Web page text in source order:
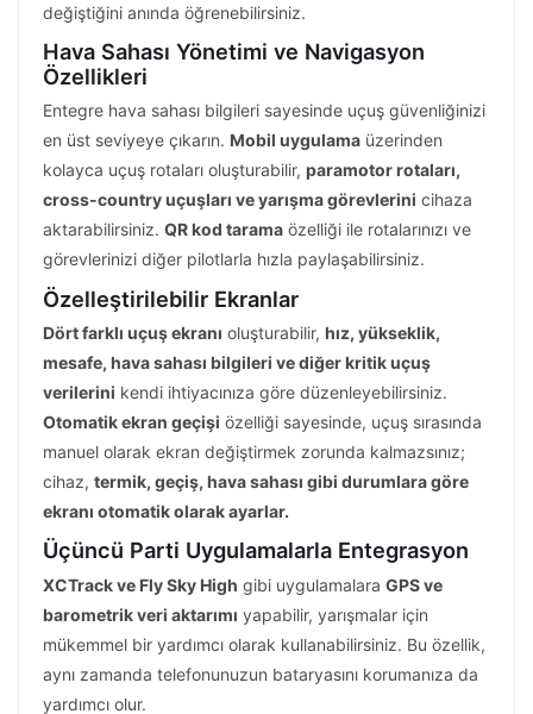
değiştiğini anında öğrenebilirsiniz.
Hava Sahası Yönetimi ve Navigasyon
Özellikleri
Entegre hava sahası bilgileri sayesinde uçuş güvenliğinizi
en üst seviyeye çıkarın. Mobil uygulama üzerinden
kolayca uçuş rotaları oluşturabilir, paramotor rotaları,
cross-country uçuşları ve yarışma görevlerini cihaza
aktarabilirsiniz. QR kod tarama özelliği ile rotalarınızı ve
görevlerinizi diğer pilotlarla hızla paylaşabilirsiniz.
Özelleştirilebilir Ekranlar
Dört farklı uçuş ekranı oluşturabilir, hız, yükseklik,
mesafe, hava sahası bilgileri ve diğer kritik uçuş
verilerini kendi ihtiyacınıza göre düzenleyebilirsiniz.
Otomatik ekran geçişi özelliği sayesinde, uçuş sırasında
manuel olarak ekran değiştirmek zorunda kalmazsınız;
cihaz, termik, geçiş, hava sahası gibi durumlara göre
ekranı otomatik olarak ayarlar.
Üçüncü Parti Uygulamalarla Entegrasyon
XCTrack ve Fly Sky High gibi uygulamalara GPS ve
barometrik veri aktarımı yapabilir, yarışmalar için
mükemmel bir yardımcı olarak kullanabilirsiniz. Bu özellik,
aynı zamanda telefonunuzun bataryasını korumanıza da
yardımcı olur.